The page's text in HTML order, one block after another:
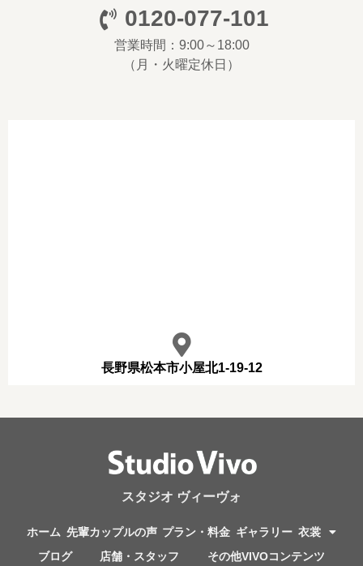
0120-077-101
営業時間：9:00～18:00
（月・火曜定休日）
長野県松本市小屋北1-19-12
スタジオ ヴィーヴォ
ホーム 先輩カップルの声 プラン・料金 ギャラリー 衣裳
ブログ
店舗・スタッフ その他VIVOコンテンツ